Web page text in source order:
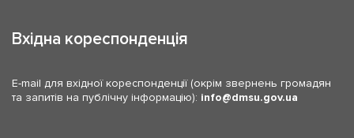
Вхідна кореспонденція
E-mail для вхідної кореспонденції (окрім звернень громадян
та запитів на публічну інформацію): info dmsu.gov.ua